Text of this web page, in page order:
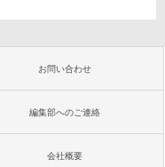
お問い合わせ
編集部へのご連絡
会社概要